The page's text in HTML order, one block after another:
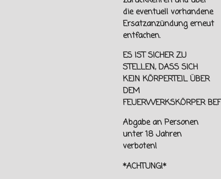
die eventuell vorhandene
Ersatzanzündung erneut
entfachen.
ES IST SICHER ZU
STELLEN, DASS SICH
KEIN KÖRPERTEIL ÜBER
DEM
FEUERWERKSKÖRPER
Abgabe an Personen
unter18 Jahren
verboten!
*ACHTUNG!*